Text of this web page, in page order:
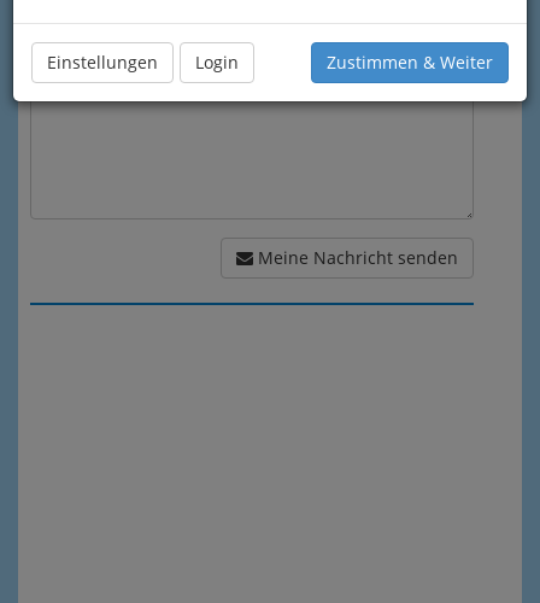
Einstellungen Login Zustimmen & Weiter
Meine Nachricht senden